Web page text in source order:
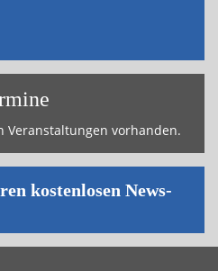
Ver­an­stal­tun­gen vor­han­den.
kos­ten­lo­sen News­